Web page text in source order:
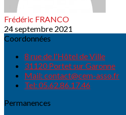
Frédéric FRANCO
24 septembre 2021
Coordonnées
8 rue de l'Hôtel de Ville
31120 Portet sur Garonne
Mail: contact@cem-asso.fr
Tel: 05.62.86.17.46
Permanences